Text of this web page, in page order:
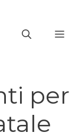
per